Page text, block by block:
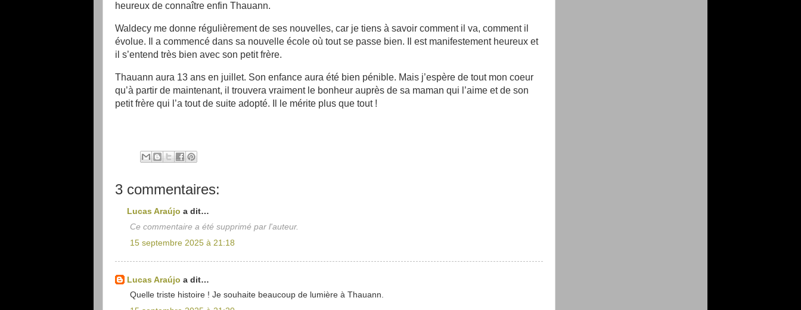
heureux de connaître enfin Thauann.
Waldecy me donne régulièrement de ses nouvelles, car je tiens à savoir comment il va, comment il
évolue. Il a commencé dans sa nouvelle école où tout se passe bien. Il est manifestement heureux et
il s’entend très bien avec son petit frère.
Thauann aura 13 ans en juillet. Son enfance aura été bien pénible. Mais j’espère de tout mon coeur
qu’à partir de maintenant, il trouvera vraiment le bonheur auprès de sa maman qui l’aime et de son
petit frère qui l’a tout de suite adopté. Il le mérite plus que tout !
3 commentaires:
Lucas Araújo a dit…
Ce commentaire a été supprimé par l'auteur.
15 septembre 2025 à 21:18
Lucas Araújo a dit…
Quelle triste histoire ! Je souhaite beaucoup de lumière à Thauann.